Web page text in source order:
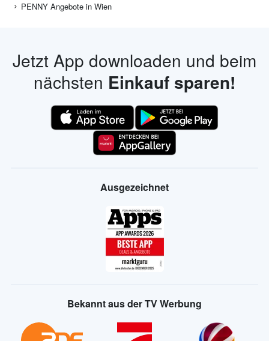
PENNY Angebote in Wien
Jetzt App downloaden und beim
nächsten Einkauf sparen!
Ausgezeichnet
Bekannt aus der TV Werbung